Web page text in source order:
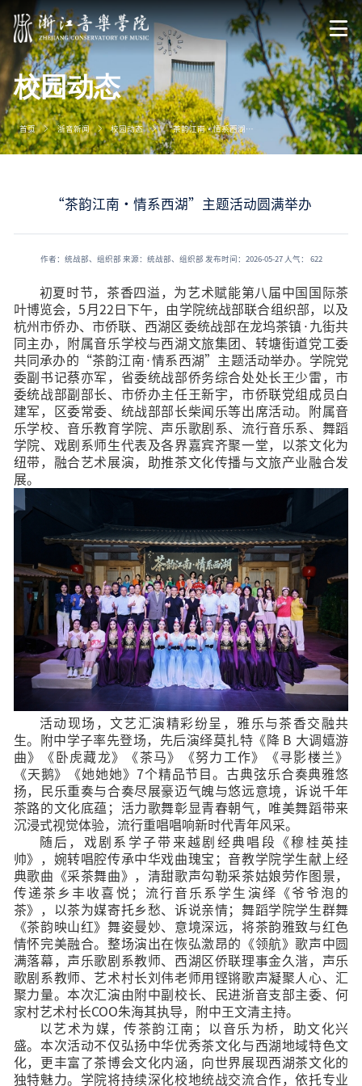
首页 浙音新闻 校园动态 “茶韵江南・情系西湖”主题活动圆满举办
校园动态
“茶韵江南・情系西湖”主题活动圆满举办
作者：统战部、组织部 来源：统战部、组织部 发布时间：2026-05-27 人气： 622
初夏时节，茶香四溢，为艺术赋能第八届中国国际茶
叶博览会，5月22日下午，由学院统战部联合组织部，以及
杭州市侨办、市侨联、西湖区委统战部在龙坞茶镇·九街共
同主办，附属音乐学校与西湖文旅集团、转塘街道党工委
共同承办的“茶韵江南·情系西湖”主题活动举办。学院党
委副书记蔡亦军，省委统战部侨务综合处处长王少雷，市
委统战部副部长、市侨办主任王新宇，市侨联党组成员白
建军，区委常委、统战部部长柴闻乐等出席活动。附属音
乐学校、音乐教育学院、声乐歌剧系、流行音乐系、舞蹈
学院、戏剧系师生代表及各界嘉宾齐聚一堂，以茶文化为
纽带，融合艺术展演，助推茶文化传播与文旅产业融合发
展。
活动现场，文艺汇演精彩纷呈，雅乐与茶香交融共
生。附中学子率先登场，先后演绎莫扎特《降 B 大调嬉游
曲》《卧虎藏龙》《茶马》《努力工作》《寻影楼兰》
《天鹅》《她她她》7个精品节目。古典弦乐合奏典雅悠
扬，民乐重奏与合奏尽展豪迈气魄与悠远意境，诉说千年
茶路的文化底蕴；活力歌舞彰显青春朝气，唯美舞蹈带来
沉浸式视觉体验，流行重唱唱响新时代青年风采。
随后，戏剧系学子带来越剧经典唱段《穆桂英挂
帅》，婉转唱腔传承中华戏曲瑰宝；音教学院学生献上经
典歌曲《采茶舞曲》，清甜歌声勾勒采茶姑娘劳作图景，
传递茶乡丰收喜悦；流行音乐系学生演绎《爷爷泡的
茶》，以茶为媒寄托乡愁、诉说亲情；舞蹈学院学生群舞
《茶韵映山红》舞姿曼妙、意境深远，将茶韵雅致与红色
情怀完美融合。整场演出在恢弘激昂的《领航》歌声中圆
满落幕，声乐歌剧系教师、西湖区侨联理事金久湝，声乐
歌剧系教师、艺术村长刘伟老师用铿锵歌声凝聚人心、汇
聚力量。本次汇演由附中副校长、民进浙音支部主委、何
家村艺术村长COO朱海其执导，附中王文清主持。
以艺术为媒，传茶韵江南；以音乐为桥，助文化兴
盛。本次活动不仅弘扬中华优秀茶文化与西湖地域特色文
化，更丰富了茶博会文化内涵，向世界展现西湖茶文化的
独特魅力。学院将持续深化校地统战交流合作，依托专业